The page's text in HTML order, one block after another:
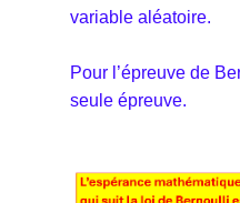
variable aléatoire.
Pour l’épreuve de
seule épreuve.